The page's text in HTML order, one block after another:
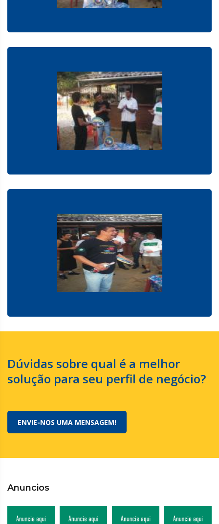
Dúvidas sobre qual é a melhor
solução para seu perfil de negócio?
ENVIE-NOS UMA MENSAGEM!
Anuncios